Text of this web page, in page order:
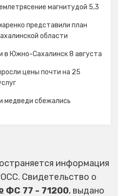
магнитудой 5,3
представили план
области
в Южно-Сахалинск 8 августа
цены почти на 25
медведи сбежались
информация
Свидетельство о
77 - 71200, выдано